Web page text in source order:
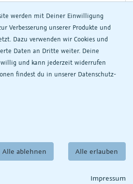
werden mit Deiner Einwilligung
Verbesserung unserer Produkte und
Dazu verwenden wir Cookies und
Daten an Dritte weiter. Deine
und kann jederzeit widerrufen
findest du in unserer Daten­schutz­
Alle ablehnen Alle erlauben
Impressum
für plentymarkets Webshops
30-Tage Gratis
ein Modal (Popup) hinzu der